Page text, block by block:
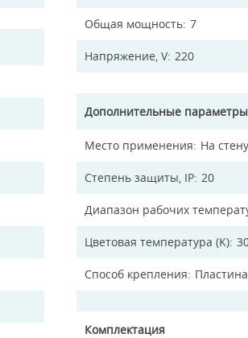
Общая мощность 7
Напряжение, V 220
Дополнительные параметры
Место применения На стену
Степень защиты, IP 20
Диапазон рабочих
Цветовая температура (K)
Способ крепления Пластина
Комплектация